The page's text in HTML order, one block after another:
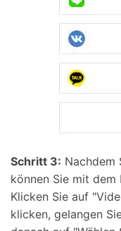
Schritt 3: Nachdem
können Sie mit dem
Klicken Sie auf
klicken, gelangen